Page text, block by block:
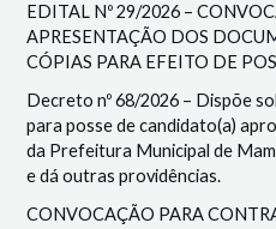
EDITAL Nº 29/2026 –
APRESENTAÇÃO DOS
CÓPIAS PARA EFEITO DE
Decreto nº 68/2026 – Dispõe
para posse de candidato(a)
da Prefeitura Municipal de
e dá outras providências.
CONVOCAÇÃO PARA